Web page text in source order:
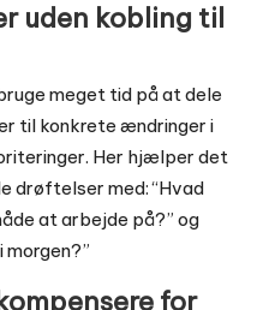
uden kobling til
meget tid på at dele
til konkrete ændringer i
Her hjælper det
med: “Hvad
at arbejde på?” og
morgen?”
for